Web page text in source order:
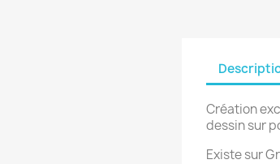
Création
dessin sur
Existe sur